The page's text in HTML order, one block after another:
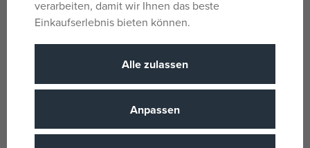
Mundhygiene von klein auf. Ideal für die tägliche Pflege
von Zähnen und Mundhöhle durch Eltern. Die Reinigung
von Zahnfleisch, Zähnen und Zunge macht dem Kind
Spaß – die Massage mit dieser Zahnbürste sorgt für
Ab 6 Monaten
verarbeiten, damit wir Ihnen das beste
Einkaufserlebnis bieten können.
Alle zulassen
Anpassen